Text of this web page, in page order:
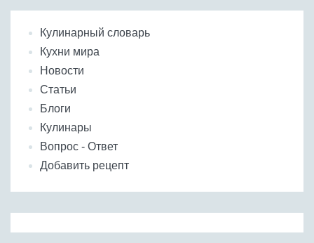
Кулинарный словарь
Кухни мира
Новости
Статьи
Блоги
Кулинары
Вопрос - Ответ
Добавить рецепт